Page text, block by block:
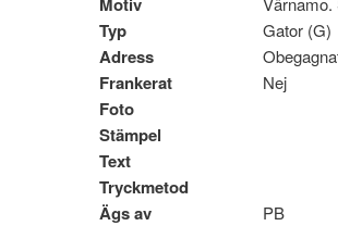
Typ Gator (G)
Adress
Frankerat Nej
Foto
Stämpel
Text
Tryckmetod
Ägs av
PB